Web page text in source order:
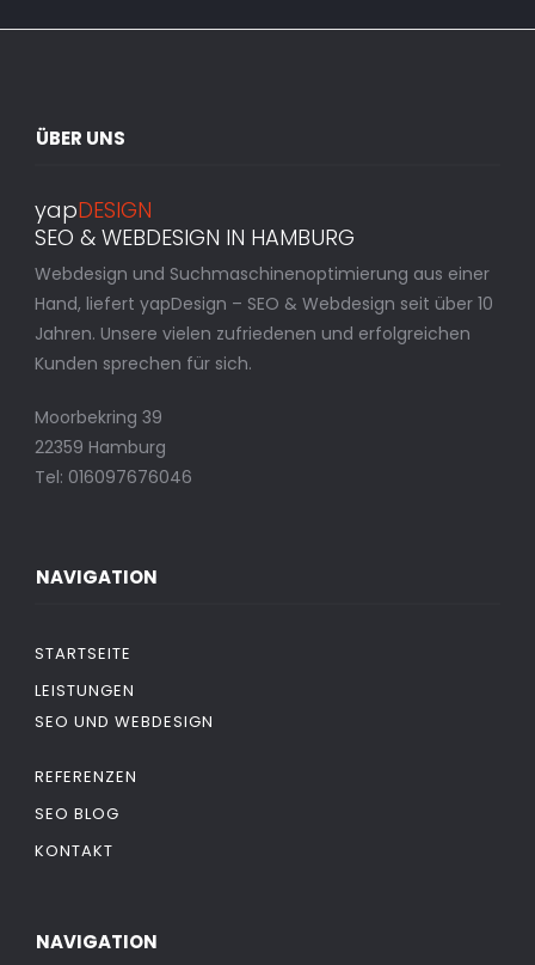
ÜBER UNS
yapDESIGN
SEO & WEBDESIGN IN HAMBURG
Webdesign und Suchmaschinenoptimierung aus einer
Hand, liefert yapDesign – SEO & Webdesign seit über 10
Jahren. Unsere vielen zufriedenen und erfolgreichen
Kunden sprechen für sich.
Moorbekring 39
22359 Hamburg
Tel: 016097676046
NAVIGATION
STARTSEITE
LEISTUNGEN
SEO UND WEBDESIGN
REFERENZEN
SEO BLOG
KONTAKT
NAVIGATION